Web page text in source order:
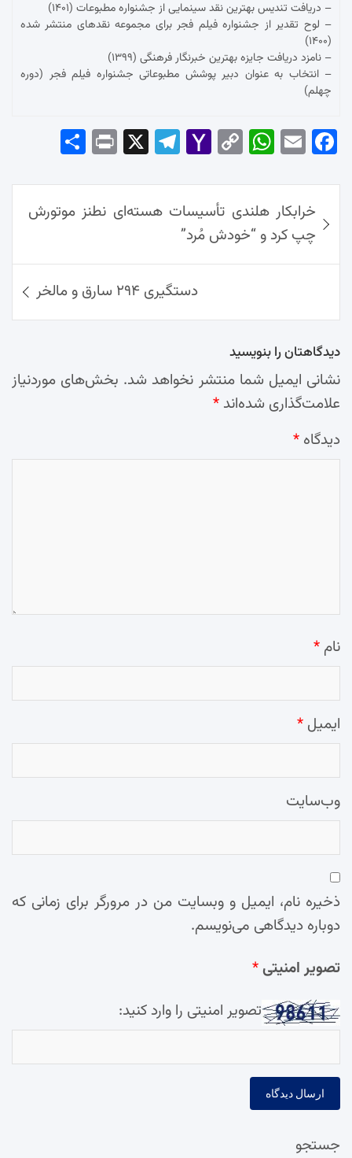
– دریافت تندیس بهترین نقد سینمایی از جشنواره مطبوعات (۱۴۰۱)
– لوح تقدیر از جشنواره فیلم فجر برای مجموعه نقدهای منتشر شده
(۱۴۰۰)
– نامزد دریافت جایزه بهترین خبرنگار فرهنگی (۱۳۹۹)
– انتخاب به عنوان دبیر پوشش مطبوعاتی جشنواره فیلم فجر (دوره
چهلم)
Fac
ok
Em
Wh
Ap
p
Co
Lin
k
Yah
Mai
l
Tel
am
Pri
راهبری
نوشته‌ها
خرابکار هلندی تأسیسات هسته‌ای نطنز موتورش
چپ کرد و “خودش مُرد”
دستگیری ۲۹۴ سارق و مالخر
دیدگاهتان را بنویسید
نشانی ایمیل شما منتشر نخواهد شد. بخش‌های موردنیاز
علامت‌گذاری شده‌اند *
دیدگاه *
نام *
ایمیل *
وب‌سایت
ذخیره نام، ایمیل و وبسایت من در مرورگر برای زمانی که
دوباره دیدگاهی می‌نویسم.
تصویر امنیتی*
تصویر امنیتی را وارد کنید:
جستجو